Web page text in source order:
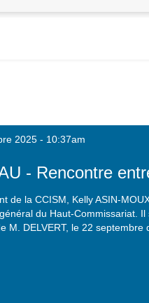
2025 - 10:37am
- Rencontre
de la CCISM, Kelly ASIN-
du Haut-Commissariat.
M. DELVERT, le 22 septembre